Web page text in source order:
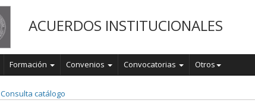
ACUERDOS INSTITUCIONALES
Formación Convenios Convocatorias Otros
Consulta catálogo